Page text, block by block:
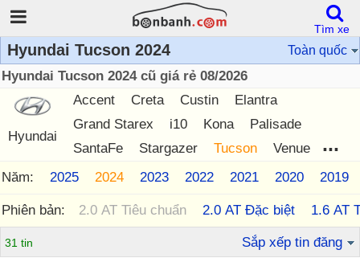
Hyundai Tucson 2024 Toàn quốc
Hyundai Tucson 2024 cũ giá rẻ 08/2026
Hyundai
Accent Creta Custin
Elantra
Grand Starex
i10 Kona
Palisade
SantaFe
Stargazer Tucson Venue ...
Năm:
2026 2025 2024 2023 2022 2021 2020 2019
Phiên bản: 2.0 AT Tiêu chuẩn 2.0 AT Đặc biệt 1.6 AT
31 tin
Sắp xếp tin đăng
Tìm xe